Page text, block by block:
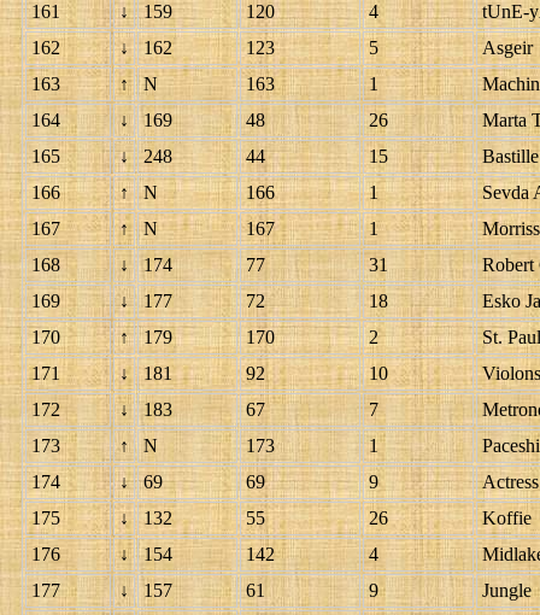
161
↓ 159 120 4
tUnE-
162
↓ 162 123 5
Asgeir
163
↑ N 163 1
164
↓ 169 48 26
Marta
165
↓ 248 44 15
Bastille
166
↑ N 166 1
Sevda
167
↑ N 167 1
168
↓ 174 77 31
Robert
169
↓ 177 72 18
Esko
170
↑ 179 170 2
St.
171
↓ 181 92 10
172
↓ 183 67 7
173
↑ N 173 1
174
↓ 69 69 9
Actress
175
↓ 132 55 26
Koffie
176
↓ 154 142 4
177
↓ 157 61 9
Jungle